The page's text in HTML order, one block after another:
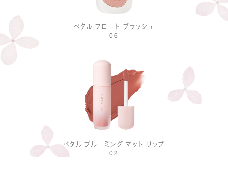
ペタル フロート ブラッシュ
06
ペタル ブルーミング マット リップ
02